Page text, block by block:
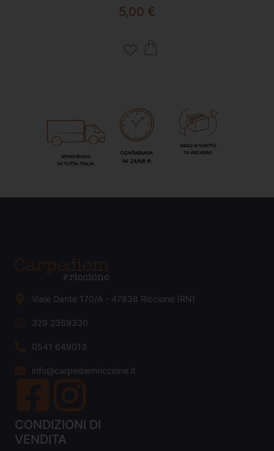
5,00 €
Viale Dante 170/A - 47838 Riccione (RN)
329 2369330
0541 649013
info@carpediemriccione.it
CONDIZIONI DI
VENDITA